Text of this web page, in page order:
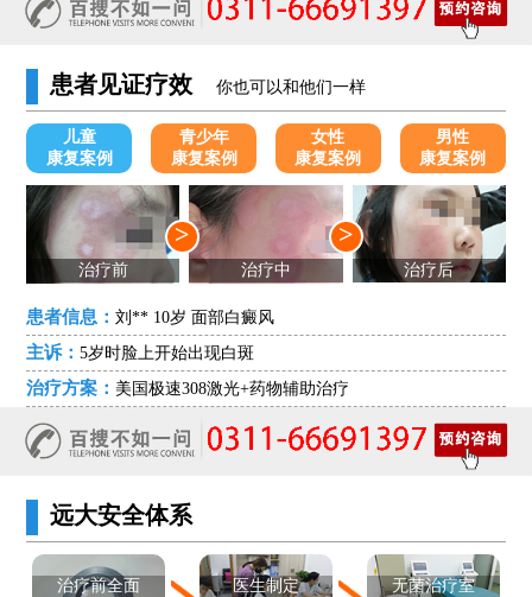
患者见证疗效 你也可以和他们一样
儿童
康复案例
青少年
康复案例
女性
康复案例
男性
康复案例
治疗前
>
治疗中
>
治疗后
患者信息：刘** 10岁 面部白癜风
主诉：5岁时脸上开始出现白斑
治疗方案： 美国极速308激光+药物辅助治疗
远大安全体系
治疗前全面
医生制定
无菌治疗室